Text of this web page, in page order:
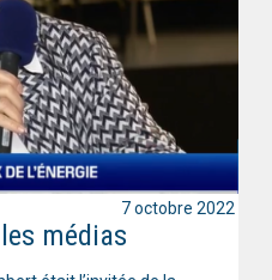
médias
7 octobre 2022